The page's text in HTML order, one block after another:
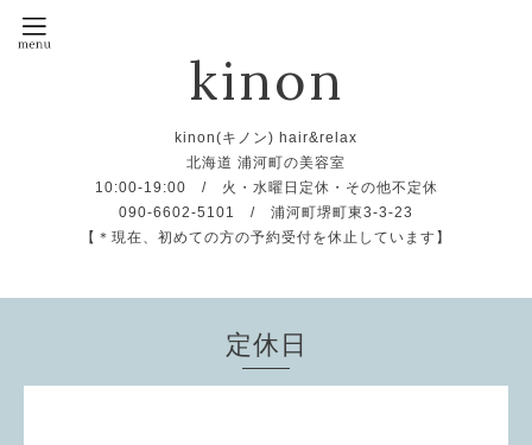
kinon
kinon(キノン) hair&relax
北海道 浦河町の美容室
10:00-19:00 / 火・水曜日定休・その他不定休
090-6602-5101 / 浦河町堺町東3-3-23
【＊現在、初めての方の予約受付を休止しています】
定休日